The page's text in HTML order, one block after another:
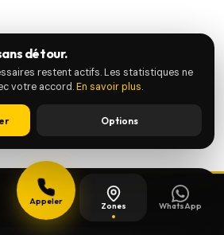
Appeler Zones WhatsApp
détour.
restent actifs. Les statistiques ne
votre accord.En savoir plus.
Options